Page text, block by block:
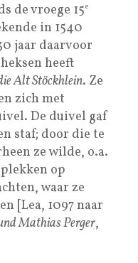
de vroege 15e
in 1540
jaar daarvoor
heeft
Alt Stöckhlein. Ze
zich met
De duivel gaf
staf; door die te
ze wilde, o.a.
op
waar ze
[Lea, 1097 naar
Mathias Perger,